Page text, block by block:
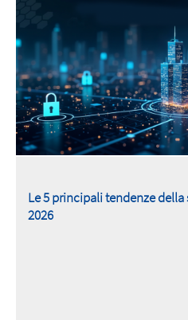
Le 5 principali tendenze della
2026